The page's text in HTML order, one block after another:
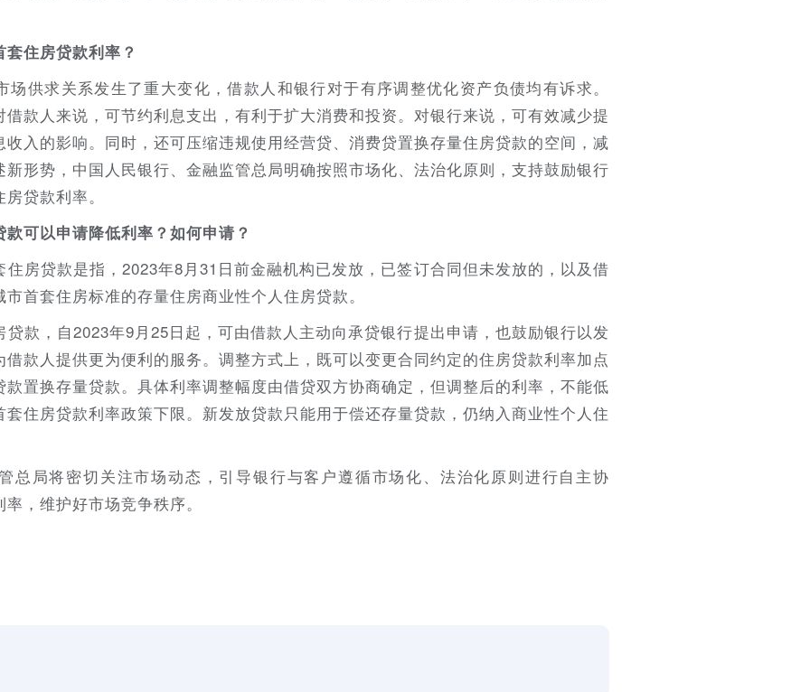
住房贷款利率？
场供求关系发生了重大变化，借款人和银行对于有序调整优化资产负债均有诉求。
款人来说，可节约利息支出，有利于扩大消费和投资。对银行来说，可有效减少提
入的影响。同时，还可压缩违规使用经营贷、消费贷置换存量住房贷款的空间，减
形势，中国人民银行、金融监管总局明确按照市场化、法治化原则，支持鼓励银行
贷款利率。
可以申请降低利率？如何申请？
房贷款是指，2023年8月31日前金融机构已发放，已签订合同但未发放的，以及借
首套住房标准的存量住房商业性个人住房贷款。
款，自2023年9月25日起，可由借款人主动向承贷银行提出申请，也鼓励银行以发
款人提供更为便利的服务。调整方式上，既可以变更合同约定的住房贷款利率加点
置换存量贷款。具体利率调整幅度由借贷双方协商确定，但调整后的利率，不能低
住房贷款利率政策下限。新发放贷款只能用于偿还存量贷款，仍纳入商业性个人住
总局将密切关注市场动态，引导银行与客户遵循市场化、法治化原则进行自主协
，维护好市场竞争秩序。